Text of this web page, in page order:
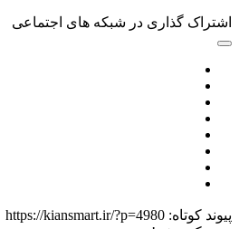
اشتراک گذاری در شبکه های اجتماعی
پیوند کوتاه: https://kiansmart.ir/?p=4980